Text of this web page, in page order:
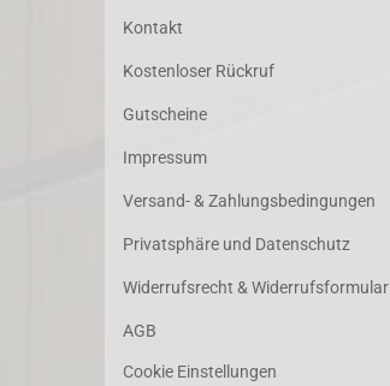
Kontakt
Kostenloser Rückruf
Gutscheine
Impressum
Versand- & Zahlungsbedingungen
Privatsphäre und Datenschutz
Widerrufsrecht & Widerrufsformular
AGB
Cookie Einstellungen